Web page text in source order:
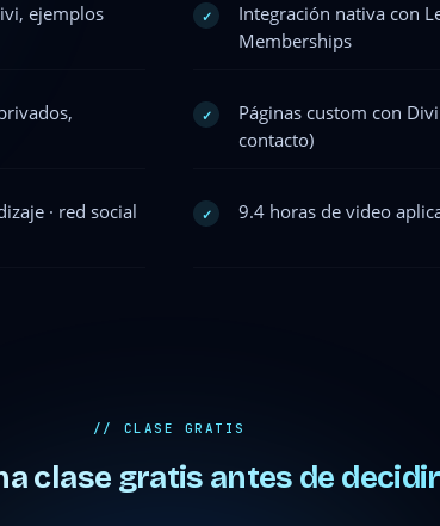
ejemplos
✓
Integración nativa con
Memberships
✓
Páginas custom con
contacto)
· red social
✓ 9.4 horas de video
// CLASE GRATIS
clase gratis antes de decidir